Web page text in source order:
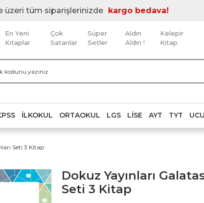
üzeri tüm siparişlerinizde kargo bedava!
En Yeni
Kitaplar
Çok
Satanlar
Süper
Setler
Aldın
Aldın !
Kelepir
Kitap
İLKOKUL ORTAOKUL LGS LISE AYT TYT
Seti 3 Kitap
Dokuz Yayınları
Seti 3 Kitap